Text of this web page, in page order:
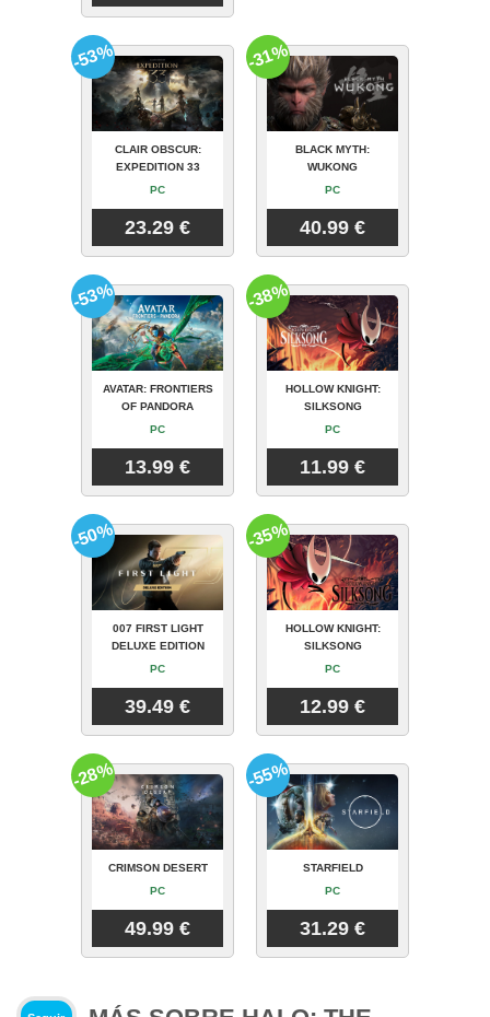
CLAIR OBSCUR:
EXPEDITION 33
PC
23.29 €
-53%
BLACK MYTH:
WUKONG
PC
40.99 €
-31%
AVATAR: FRONTIERS
OF PANDORA
PC
13.99 €
-53%
HOLLOW KNIGHT:
SILKSONG
PC
11.99 €
-38%
007 FIRST LIGHT
DELUXE EDITION
PC
39.49 €
-50%
HOLLOW KNIGHT:
SILKSONG
PC
12.99 €
-35%
CRIMSON DESERT
PC
49.99 €
-28%
STARFIELD
PC
31.29 €
-55%